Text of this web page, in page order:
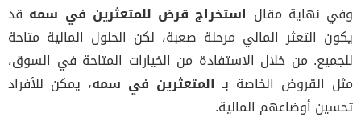
وفي نهاية مقال استخراج قرض للمتعثرين في سمه قد
يكون التعثر المالي مرحلة صعبة، لكن الحلول المالية متاحة
للجميع. من خلال الاستفادة من الخيارات المتاحة في السوق،
مثل القروض الخاصة بـ المتعثرين في سمه، يمكن للأفراد
تحسين أوضاعهم المالية.